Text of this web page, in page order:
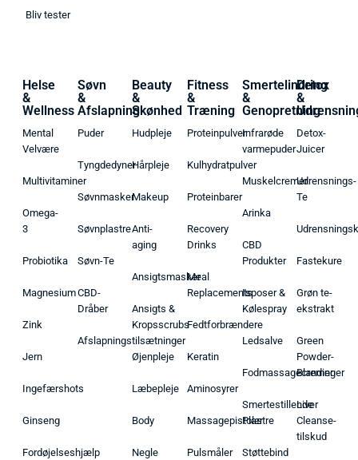
Bliv tester
Helse
&
Wellness
Mental
Velvære
Multivitaminer
Omega-
3
Probiotika
Magnesium
Zink
Jern
Ingefærshots
Ginseng
Fordøjelseshjælp
Søvn
&
Afslapning
Puder
Tyngdedyner
Søvnmasker
Søvnplastre
Søvn-Te
CBD-
Dråber
Afslapningstilsætninger
Beauty
&
Skønhed
Hudpleje
Hårpleje
Makeup
Anti-
aging
Ansigtsmasker
Ansigts &
Kropsscrubs
Øjenpleje
Læbepleje
Body
Negle
Fitness
&
Træning
Proteinpulver
Kulhydratpulver
Proteinbarer
Recovery
Drinks
Meal
Replacements
Fedtforbrændere
Keratin
Aminosyrer
Massagepistoler
Pulsmåler
Smertelindring
&
Genopretning
Infrarøde
varmepuder
Muskelcremer
Arinka
CBD
Produkter
Isposer &
Kølespray
Ledsalve
Fodmassagecremer
Smertestillende
Plastre
Støttebind
Detox
&
Detox-
Juicer
Udrensnings-
Te
Fastekure
Grøn te-
ekstrakt
Green
Powder-
Blandinger
Liver
Cleanse-
tilskud